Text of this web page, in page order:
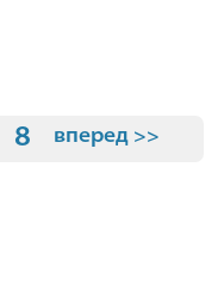
8 вперед >>